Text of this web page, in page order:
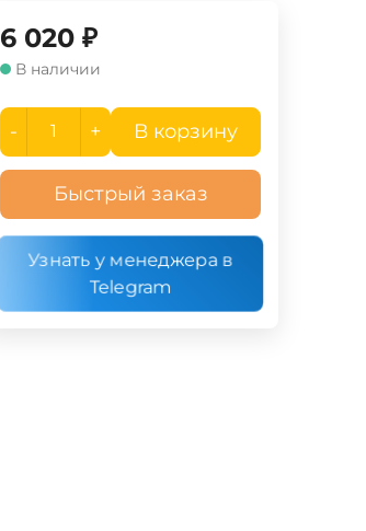
6 020 ₽
В наличии
- + В корзину
Быстрый заказ
Узнать у менеджера в
Telegram